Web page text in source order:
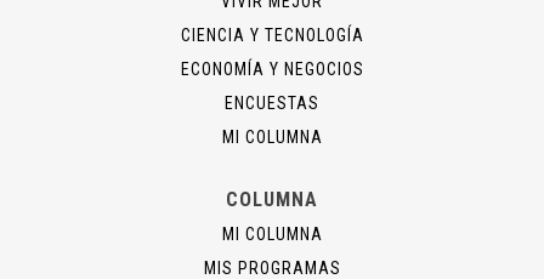
CIENCIA Y TECNOLOGÍA
ECONOMÍA Y NEGOCIOS
ENCUESTAS
MI COLUMNA
COLUMNA
MI COLUMNA
MIS PROGRAMAS